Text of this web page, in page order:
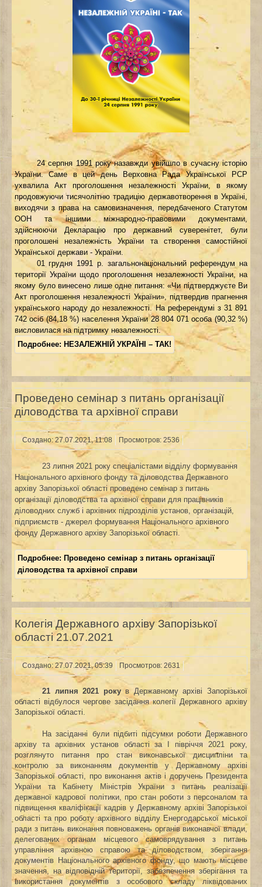
24 серпня 1991 року назавжди увійшло в сучасну історію
України. Саме в цей день Верховна Рада Української РСР
ухвалила Акт проголошення незалежності України, в якому
продовжуючи тисячолітню традицію державотворення в Україні,
виходячи з права на самовизначення, передбаченого Статутом
ООН та іншими міжнародно-правовими документами,
здійснюючи Декларацію про державний суверенітет, були
проголошені незалежність України та створення самостійної
Української держави - України.
01 грудня 1991 р. загальнонаціональний референдум на
території України щодо проголошення незалежності України, на
якому було винесено лише одне питання: «Чи підтверджуєте Ви
Акт проголошення незалежності України», підтвердив прагнення
українського народу до незалежності. На референдумі з 31 891
742 осіб (84,18 %) населення України 28 804 071 особа (90,32 %)
висловилася на підтримку незалежності.
Подробнее: НЕЗАЛЕЖНІЙ УКРАЇНІ – ТАК!
Проведено семінар з питань організації
діловодства та архівної справи
Создано: 27.07.2021, 11:08 Просмотров: 2536
23 липня 2021 року спеціалістами відділу формування
Національного архівного фонду та діловодства Державного
архіву Запорізької області проведено семінар з питань
організації діловодства та архівної справи для працівників
діловодних служб і архівних підрозділів установ, організацій,
підприємств - джерел формування Національного архівного
фонду Державного архіву Запорізької області.
Подробнее: Проведено семінар з питань організації
діловодства та архівної справи
Колегія Державного архіву Запорізької
області 21.07.2021
Создано: 27.07.2021, 05:39 Просмотров: 2631
21 липня 2021 рокув Державному архіві Запорізької
області відбулося чергове засідання колегії Державного архіву
Запорізької області.
На засіданні були підбиті підсумки роботи Державного
архіву та архівних установ області за І півріччя 2021 року,
розглянуто питання про стан виконавської дисципліни та
контролю за виконанням документів у Державному архіві
Запорізької області, про виконання актів і доручень Президента
України та Кабінету Міністрів України з питань реалізації
державної кадрової політики, про стан роботи з персоналом та
підвищення кваліфікації кадрів у Державному архіві Запорізької
області та про роботу архівного відділу Енергодарської міської
ради з питань виконання повноважень органів виконавчої влади,
делегованих органам місцевого самоврядування з питань
управління архівною справою та діловодством, зберігання
документів Національного архівного фонду, що мають місцеве
значення, на відповідній території, забезпечення зберігання та
використання документів з особового складу ліквідованих